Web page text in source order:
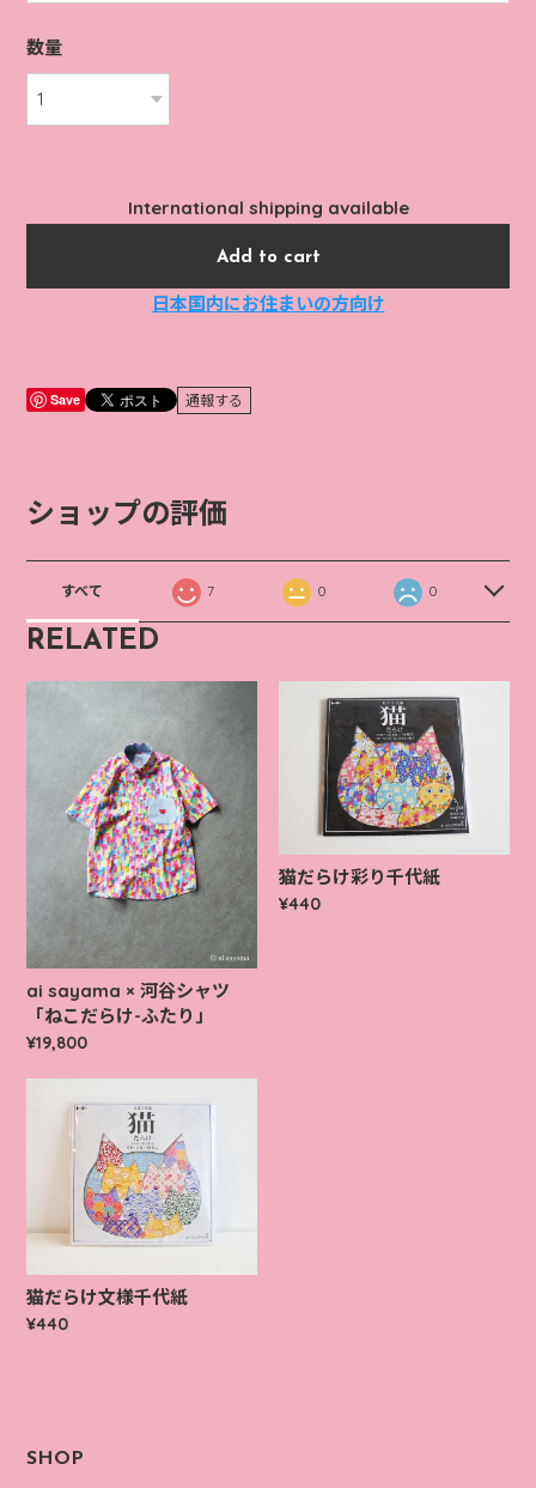
SHOP
数量
International shipping available
Add to cart
日本国内にお住まいの方向け
Save 通報する
ショップの評価
すべて 7 0 0
RELATED
ai sayama × 河谷シャツ
「ねこだらけ-ふたり」
¥19,800
猫だらけ彩り千代紙
¥440
猫だらけ文様千代紙
¥440